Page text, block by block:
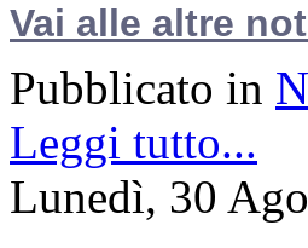
Vai alle altre
Pubblicato in
Leggi tutto...
Lunedì, 30